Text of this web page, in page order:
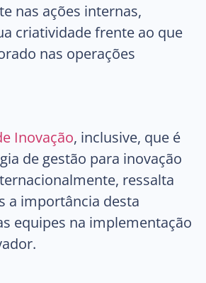
nas ações internas,
criatividade frente ao que
nas operações
Inovação, inclusive, que é
de gestão para inovação
ressalta
a importância desta
equipes na implementação